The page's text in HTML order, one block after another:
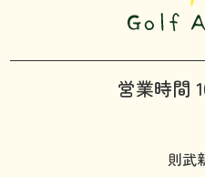
営業時間
則武